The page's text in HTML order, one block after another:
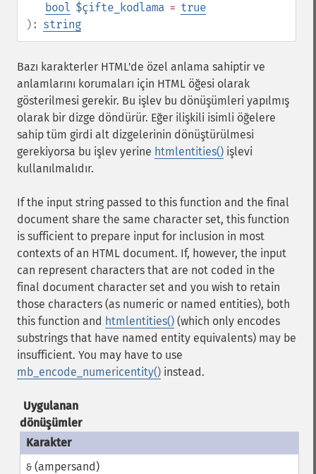
bool $çifte_kodlama = true
): string
Bazı karakterler HTML'de özel anlama sahiptir ve
anlamlarını korumaları için HTML öğesi olarak
gösterilmesi gerekir. Bu işlev bu dönüşümleri yapılmış
olarak bir dizge döndürür. Eğer ilişkili isimli öğelere
sahip tüm girdi alt dizgelerinin dönüştürülmesi
gerekiyorsa bu işlev yerine htmlentities() işlevi
kullanılmalıdır.
If the input string passed to this function and the final
document share the same character set, this function
is sufficient to prepare input for inclusion in most
contexts of an HTML document. If, however, the input
can represent characters that are not coded in the
final document character set and you wish to retain
those characters (as numeric or named entities), both
this function and htmlentities() (which only encodes
substrings that have named entity equivalents) may be
insufficient. You may have to use
mb_encode_numericentity() instead.
Uygulanan
dönüşümler
&(ampersand)